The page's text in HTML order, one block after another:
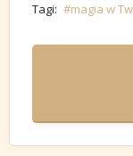
Tagi: #magia w